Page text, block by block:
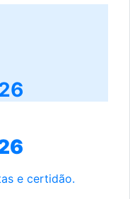
e certidão.